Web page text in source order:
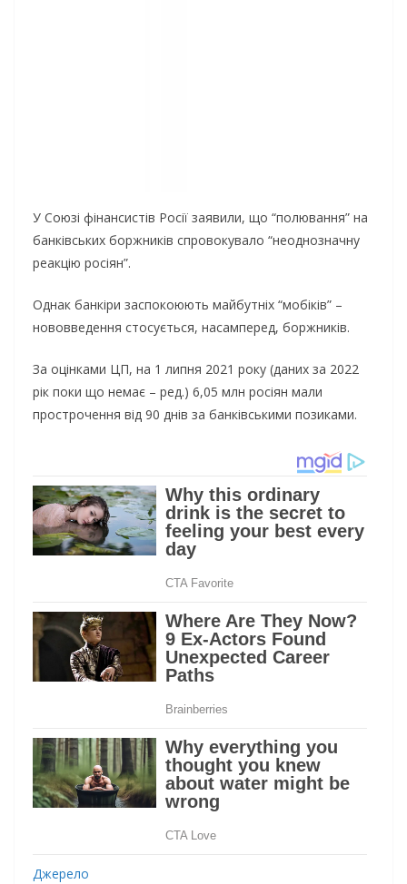
У Союзі фінансистів Росії заявили, що “полювання” на
банківських боржників спровокувало “неоднозначну
реакцію росіян”.
Однак банкіри заспокоюють майбутніх “мобіків” –
нововведення стосується, насамперед, боржників.
За оцінками ЦП, на 1 липня 2021 року (даних за 2022
рік поки що немає – ред.) 6,05 млн росіян мали
прострочення від 90 днів за банківськими позиками.
Джерело